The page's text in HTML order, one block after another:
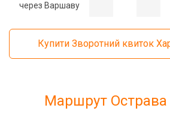
через Варшаву
Купити Зворотний квиток
Маршрут Острава